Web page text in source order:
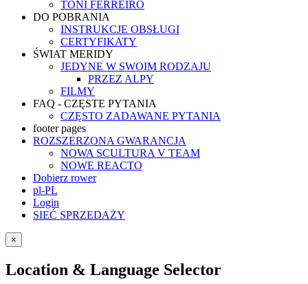
TONI FERREIRO
DO POBRANIA
INSTRUKCJE OBSŁUGI
CERTYFIKATY
ŚWIAT MERIDY
JEDYNE W SWOIM RODZAJU
PRZEZ ALPY
FILMY
FAQ - CZĘSTE PYTANIA
CZĘSTO ZADAWANE PYTANIA
footer pages
ROZSZERZONA GWARANCJA
NOWA SCULTURA V TEAM
NOWE REACTO
Dobierz rower
pl-PL
Login
SIEĆ SPRZEDAŻY
×
Location & Language Selector